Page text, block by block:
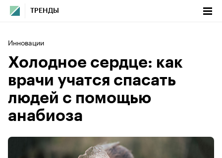
ТРЕНДЫ
Инновации
Холодное сердце: как
врачи учатся спасать
людей с помощью
анабиоза